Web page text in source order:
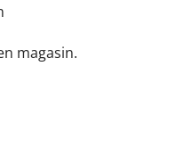
magasin.